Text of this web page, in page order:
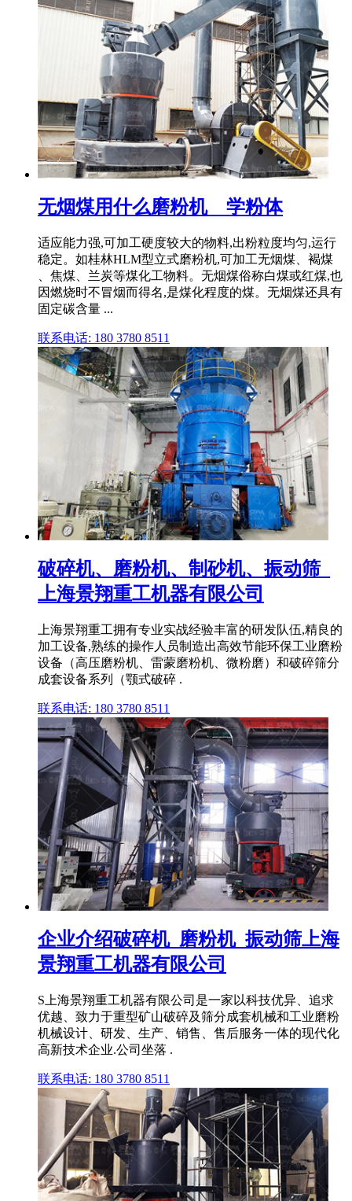
无烟煤用什么磨粉机 _ 学粉体
适应能力强,可加工硬度较大的物料,出粉粒度均匀,运行
稳定。如桂林HLM型立式磨粉机,可加工无烟煤、褐煤
、焦煤、兰炭等煤化工物料。无烟煤俗称白煤或红煤,也
因燃烧时不冒烟而得名,是煤化程度的煤。无烟煤还具有
固定碳含量 ...
联系电话: 180 3780 8511
破碎机、磨粉机、制砂机、振动筛_
上海景翔重工机器有限公司
上海景翔重工拥有专业实战经验丰富的研发队伍,精良的
加工设备,熟练的操作人员制造出高效节能环保工业磨粉
设备（高压磨粉机、雷蒙磨粉机、微粉磨）和破碎筛分
成套设备系列（颚式破碎 .
联系电话: 180 3780 8511
企业介绍破碎机_磨粉机_振动筛上海
景翔重工机器有限公司
S上海景翔重工机器有限公司是一家以科技优异、追求
优越、致力于重型矿山破碎及筛分成套机械和工业磨粉
机械设计、研发、生产、销售、售后服务一体的现代化
高新技术企业.公司坐落 .
联系电话: 180 3780 8511